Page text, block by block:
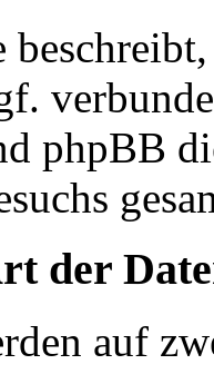
phpBB
der
auf